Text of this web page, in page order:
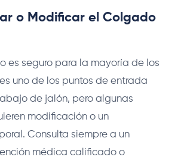
o Modificar el Colgado
es seguro para la mayoría de los
uno de los puntos de entrada
de jalón, pero algunas
modificación o un
Consulta siempre a un
médica calificado o